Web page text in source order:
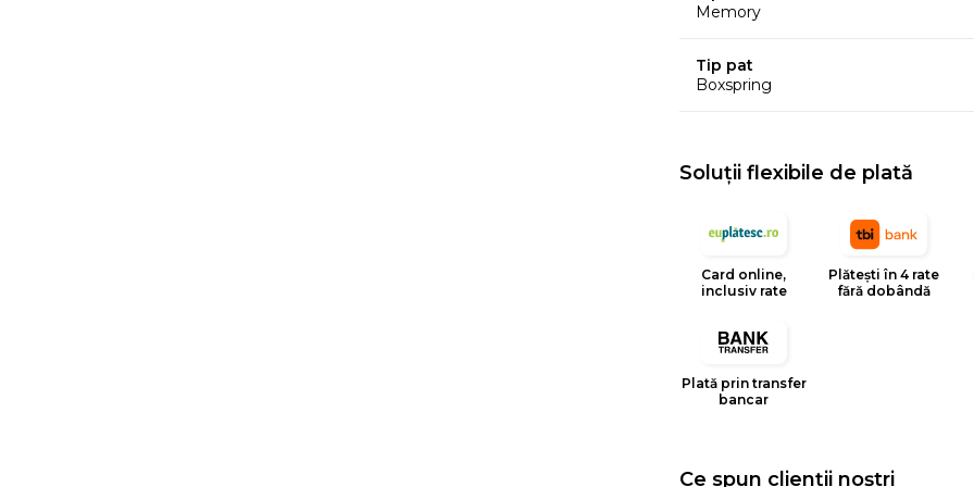
garanta o stabilitate ridicata.
Patul Bergen are, pe langa
astfel si foarte practic, un argument
Memory
Tip pat
Boxspring
Soluții flexibile de plată
Card online,
inclusiv rate
Plătești în 4 rate
fără dobândă
Plată prin transfer
bancar
Ce spun clienții noștri